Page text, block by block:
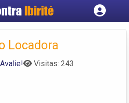
Ibirité
Cadastrar empresa
Criar conta
Locadora
Avalie! Visitas: 243